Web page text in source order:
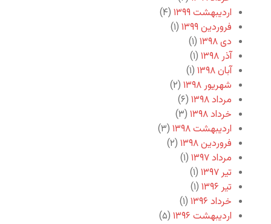
اردیبهشت ۱۳۹۹
(۴)
فروردین ۱۳۹۹
(۱)
دی ۱۳۹۸
(۱)
آذر ۱۳۹۸
(۱)
آبان ۱۳۹۸
(۱)
شهریور ۱۳۹۸
(۲)
مرداد ۱۳۹۸
(۶)
خرداد ۱۳۹۸
(۳)
اردیبهشت ۱۳۹۸
(۳)
فروردین ۱۳۹۸
(۲)
مرداد ۱۳۹۷
(۱)
تیر ۱۳۹۷
(۱)
تیر ۱۳۹۶
(۱)
خرداد ۱۳۹۶
(۱)
اردیبهشت ۱۳۹۶
(۵)